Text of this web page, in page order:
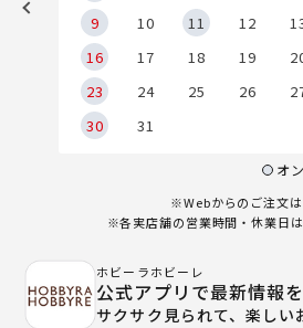
9
10 11 12
16
17 18 19
23
24 25 26
30
31
オ
※Webからのご注文
※各実店舗の営業時間・休業日は
ホビーラホビーレ
公式アプリで最新情報
サクサク見られて、楽しい